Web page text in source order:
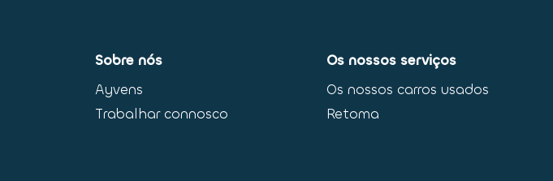
Sobre nós
Ayvens
Trabalhar connosco
Os nossos serviços
Os nossos carros usados
Retoma